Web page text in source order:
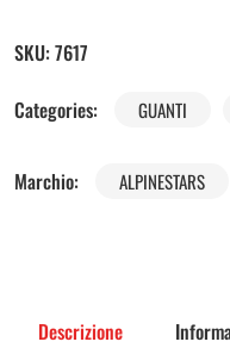
SKU: 7617
Categories:
GUANTI
Marchio: ALPINESTARS
Descrizione